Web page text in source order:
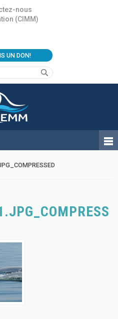
nous
(CIMM)
UN DON!